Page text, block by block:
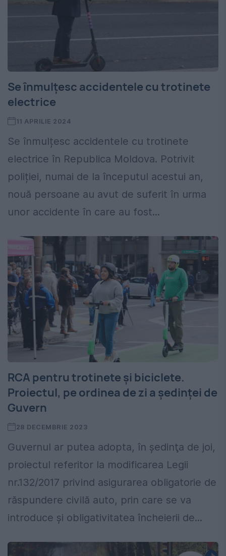
Se înmulțesc accidentele cu trotinete
electrice
11 APRILIE 2024
Se înmulțesc accidentele cu trotinete
electrice în Republica Moldova. Potrivit
poliției, numai de la începutul acestui an,
nouă persoane au avut de suferit în urma
unor accidente în care au fost...
RCA pentru trotinete și biciclete.
Proiectul, pe ordinea de zi a ședinței de
Guvern
28 DECEMBRIE 2023
Guvernul ar putea adopta, în şedinţa de joi,
proiectul referitor la modificarea Legii
nr.132/2017 privind asigurarea obligatorie de
răspundere civilă auto, prin care se va
introduce şi obligativitatea încheierii de...